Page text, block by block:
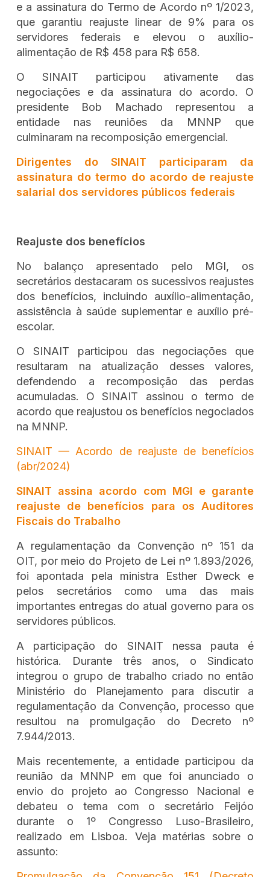
e a assinatura do Termo de Acordo nº 1/2023,
que garantiu reajuste linear de 9% para os
servidores federais e elevou o auxílio-
alimentação de R$ 458 para R$ 658.
O SINAIT participou ativamente das
negociações e da assinatura do acordo. O
presidente Bob Machado representou a
entidade nas reuniões da MNNP que
culminaram na recomposição emergencial.
Dirigentes do SINAIT participaram da
assinatura do termo do acordo de reajuste
salarial dos servidores públicos federais
Reajuste dos benefícios
No balanço apresentado pelo MGI, os
secretários destacaram os sucessivos reajustes
dos benefícios, incluindo auxílio-alimentação,
assistência à saúde suplementar e auxílio pré-
escolar.
O SINAIT participou das negociações que
resultaram na atualização desses valores,
defendendo a recomposição das perdas
acumuladas. O SINAIT assinou o termo de
acordo que reajustou os benefícios negociados
na MNNP.
SINAIT — Acordo de reajuste de benefícios
(abr/2024)
SINAIT assina acordo com MGI e garante
reajuste de benefícios para os Auditores
Fiscais do Trabalho
A regulamentação da Convenção nº 151 da
OIT, por meio do Projeto de Lei nº 1.893/2026,
foi apontada pela ministra Esther Dweck e
pelos secretários como uma das mais
importantes entregas do atual governo para os
servidores públicos.
A participação do SINAIT nessa pauta é
histórica. Durante três anos, o Sindicato
integrou o grupo de trabalho criado no então
Ministério do Planejamento para discutir a
regulamentação da Convenção, processo que
resultou na promulgação do Decreto nº
7.944/2013.
Mais recentemente, a entidade participou da
reunião da MNNP em que foi anunciado o
envio do projeto ao Congresso Nacional e
debateu o tema com o secretário Feijóo
durante o 1º Congresso Luso-Brasileiro,
realizado em Lisboa. Veja matérias sobre o
assunto: